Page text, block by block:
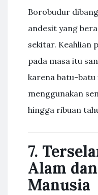
Borobudur
andesit yang
sekitar. Keahlian
pada masa itu
karena batu-batu
menggunakan
hingga ribuan
7.
Alam
Manusia